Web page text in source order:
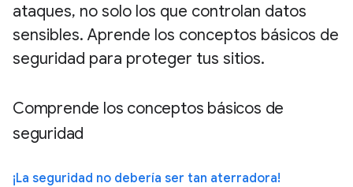
ataques, no solo los que controlan datos
sensibles. Aprende los conceptos básicos de
seguridad para proteger tus sitios.
Comprende los conceptos básicos de
seguridad
¡La seguridad no debería ser tan aterradora!